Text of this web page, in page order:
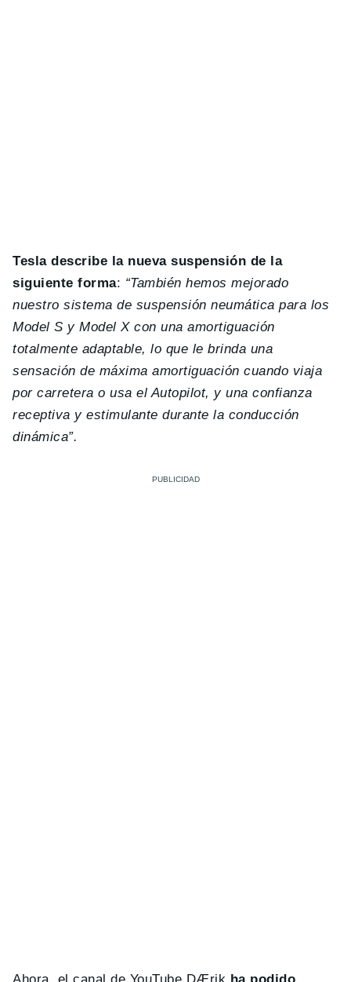
Tesla describe la nueva suspensión de la
siguiente forma: “También hemos mejorado
nuestro sistema de suspensión neumática para los
Model S y Model X con una amortiguación
totalmente adaptable, lo que le brinda una
sensación de máxima amortiguación cuando viaja
por carretera o usa el Autopilot, y una confianza
receptiva y estimulante durante la conducción
dinámica”.